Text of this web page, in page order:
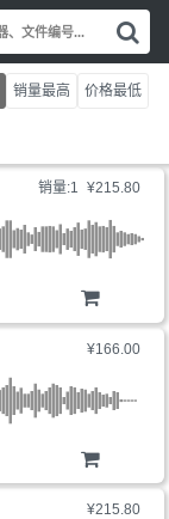
索
情
绪
乐
文
销量最高 价格最低
销量:1 ¥215.80
¥166.00
购物车
¥215.80